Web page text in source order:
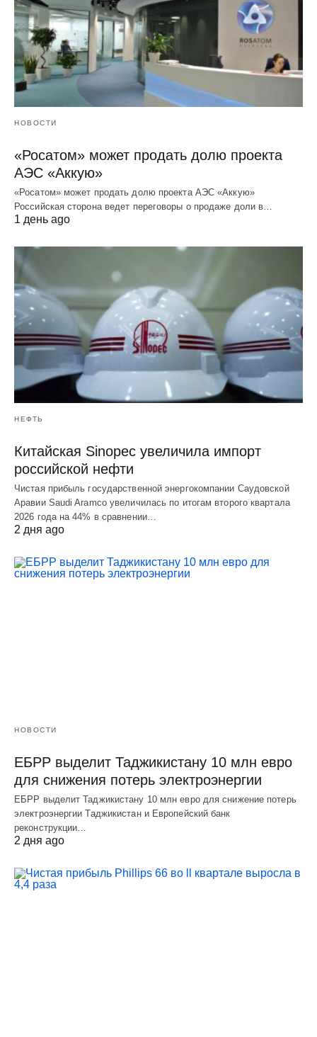
НОВОСТИ
«Росатом» может продать долю проекта
АЭС «Аккую»
«Росатом» может продать долю проекта АЭС «Аккую»
Российская сторона ведет переговоры о продаже доли в…
1 день ago
НЕФТЬ
Китайская Sinopec увеличила импорт
российской нефти
Чистая прибыль государственной энергокомпании Саудовской
Аравии Saudi Aramco увеличилась по итогам второго квартала
2026 года на 44% в сравнении…
2 дня ago
НОВОСТИ
ЕБРР выделит Таджикистану 10 млн евро
для снижения потерь электроэнергии
ЕБРР выделит Таджикистану 10 млн евро для снижение потерь
электроэнергии Таджикистан и Европейский банк
реконструкции…
2 дня ago